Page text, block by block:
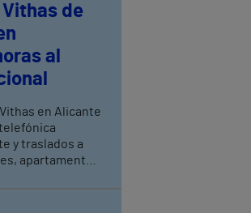
de
al
en Alicante
y traslados a
apartamentos